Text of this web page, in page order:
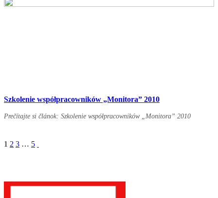
Szkolenie współpracowników „Monitora” 2010
Prečítajte si článok: Szkolenie współpracowników „Monitora” 2010
1 2 3 … 5